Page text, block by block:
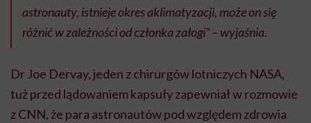
astronauty, istnieje okres aklimatyzacji, może on się
różnić w zależności od członka załogi” – wyjaśnia.
Dr Joe Dervay, jeden z chirurgów lotniczych NASA,
tuż przed lądowaniem kapsuły zapewniał w rozmowie
z CNN, że para astronautów pod względem zdrowia